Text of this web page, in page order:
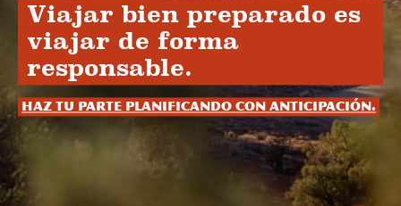
Viajar bien preparado es
viajar de forma
responsable.
Haz tu parte planificando con anticipación.